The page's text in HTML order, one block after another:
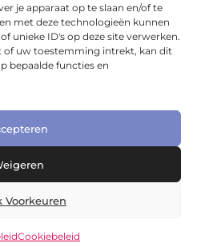
je apparaat op te slaan en/of te
met deze technologieën kunnen
unieke ID's op deze site verwerken.
of uw toestemming intrekt, kan dit
bepaalde functies en
Voorkeuren
Cookiebeleid
artikelen vol toepasbare tips,
Alles wat je nodig
keuzes te maken in het
All Right Reserved.